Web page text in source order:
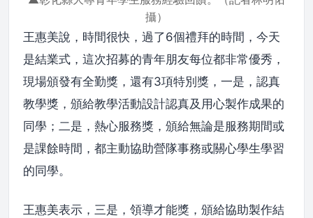
攝）
王惠美說，時間很快，過了6個禮拜的時間，今天
是結業式，這次招募的青年朋友每位都非常優秀，
現場頒發有全勤獎，還有3項特別獎，一是，認真
教學獎，頒給教學活動設計認真及用心製作成果的
同學；二是，熱心服務獎，頒給無論是服務期間或
是課餘時間，都主動協助營隊事務或關心學生學習
的同學。
王惠美表示，三是，領導才能獎，頒給協助製作結